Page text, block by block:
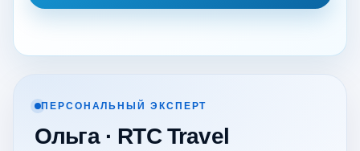
ПЕРСОНАЛЬНЫЙ ЭКСПЕРТ
Ольга · RTC Travel